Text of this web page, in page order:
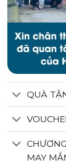
QUÀ
MAY